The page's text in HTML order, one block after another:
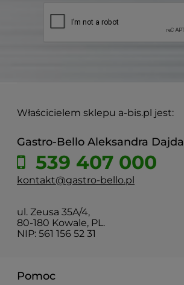
Właścicielem sklepu a-bis.pl jest:
Gastro-Bello Aleksandra Dajda
539 407 000
kontakt@gastro-bello.pl
ul. Zeusa 35A/4,
80-180 Kowale, PL.
NIP: 561 156 52 31
Pomoc